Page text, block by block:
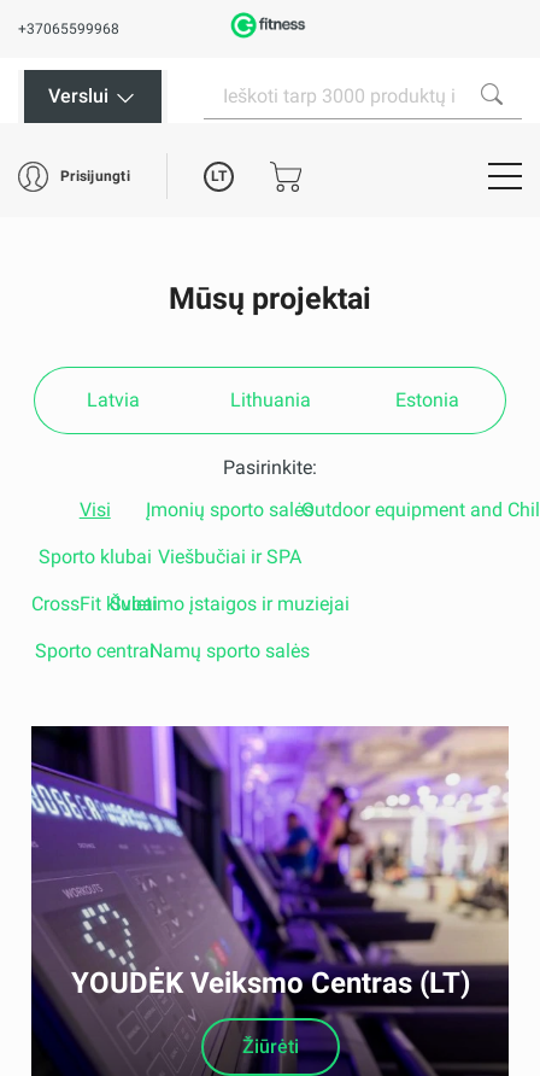
+37065599968
Verslui
Prisijungti LT
Mūsų projektai
Latvia Lithuania Estonia
Pasirinkite:
Visi
Sporto klubai
CrossFit klubai
Sporto centrai
Įmonių sporto salės
Viešbučiai ir SPA
Švietimo įstaigos ir muziejai
Namų sporto salės
Outdoor equipment and
YOUDĖK Veiksmo Centras (LT)
Žiūrėti